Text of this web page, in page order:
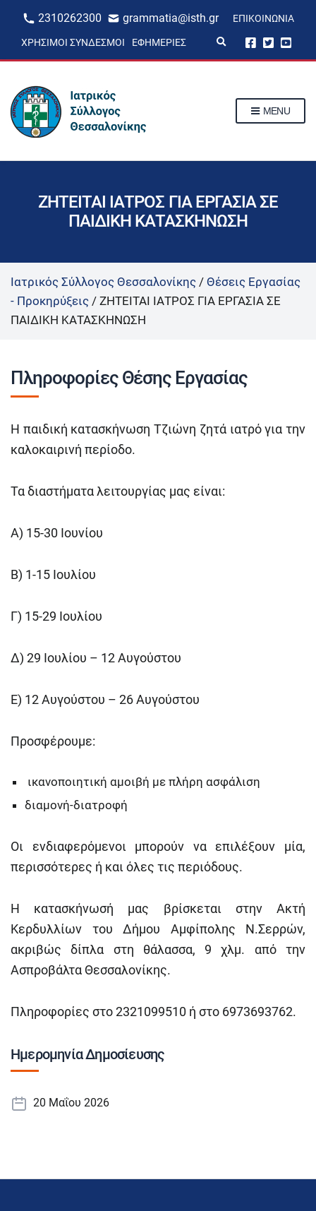
2310262300 grammatia@isth.gr ΕΠΙΚΟΙΝΩΝΊΑ
ΧΡΉΣΙΜΟΙ ΣΎΝΔΕΣΜΟΙ ΕΦΗΜΕΡΊΕΣ
p
m
MENU
ΖΗΤΕΙΤΑΙ ΙΑΤΡΟΣ ΓΙΑ ΕΡΓΑΣΙΑ ΣΕ
ΠΑΙΔΙΚΗ ΚΑΤΑΣΚΗΝΩΣΗ
Ιατρικός Σύλλογος Θεσσαλονίκης / Θέσεις Εργασίας
- Προκηρύξεις / ΖΗΤΕΙΤΑΙ ΙΑΤΡΟΣ ΓΙΑ ΕΡΓΑΣΙΑ ΣΕ
ΠΑΙΔΙΚΗ ΚΑΤΑΣΚΗΝΩΣΗ
Πληροφορίες Θέσης Εργασίας
Η παιδική κατασκήνωση Τζιώνη ζητά ιατρό για την
καλοκαιρινή περίοδο.
Τα διαστήματα λειτουργίας μας είναι:
Α) 15-30 Ιουνίου
Β) 1-15 Ιουλίου
Γ) 15-29 Ιουλίου
Δ) 29 Ιουλίου – 12 Αυγούστου
Ε) 12 Αυγούστου – 26 Αυγούστου
Προσφέρουμε:
ικανοποιητική αμοιβή με πλήρη ασφάλιση
διαμονή-διατροφή
Οι ενδιαφερόμενοι μπορούν να επιλέξουν μία,
περισσότερες ή και όλες τις περιόδους.
Η κατασκήνωσή μας βρίσκεται στην Ακτή
Κερδυλλίων του Δήμου Αμφίπολης Ν.Σερρών,
ακριβώς δίπλα στη θάλασσα, 9 χλμ. από την
Ασπροβάλτα Θεσσαλονίκης.
Πληροφορίες στο 2321099510 ή στο 6973693762.
Ημερομηνία Δημοσίευσης
20 Μαΐου 2026